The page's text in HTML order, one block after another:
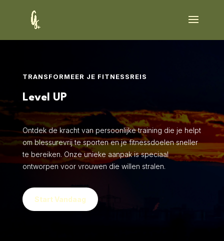
TRANSFORMEER JE FITNESSREIS
Level UP
Ontdek de kracht van persoonlijke training die je helpt
om blessurevrij te sporten en je fitnessdoelen sneller
te bereiken. Onze unieke aanpak is speciaal
ontworpen voor vrouwen die willen stralen.
Start Vandaag